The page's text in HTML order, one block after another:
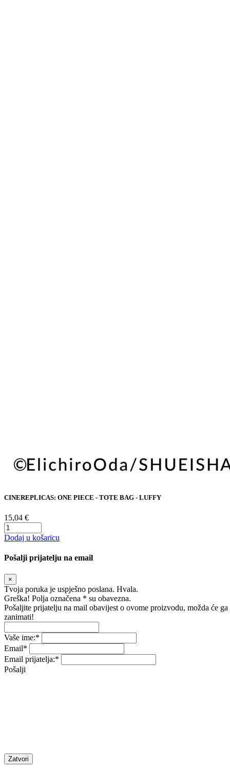
CINEREPLICAS: ONE PIECE - TOTE BAG - LUFFY
15,04 €
Dodaj u košaricu
Pošalji prijatelju na email
×
Tvoja poruka je uspješno poslana. Hvala.
Greška! Polja označena * su obavezna.
Pošaljite prijatelju na mail obavijest o ovome proizvodu, možda će ga
zanimati!
Vaše ime:*
Email*
Email prijatelja:*
Pošalji
Zatvori